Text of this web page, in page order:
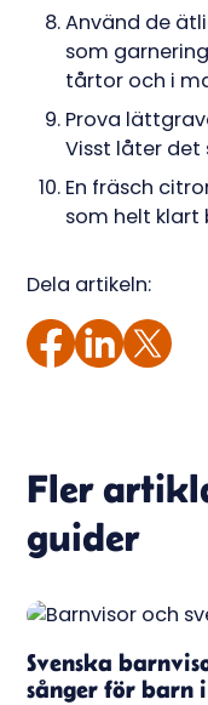
Använd de
som
tårtor och i
Prova
Visst låter det
En fräsch
som helt klart
Dela artikeln:
Fler
guider
Svenska
sånger för barn